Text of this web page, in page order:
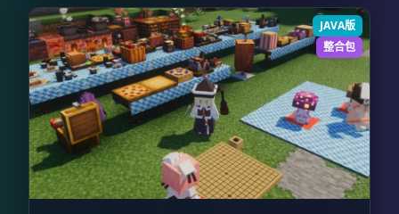
的堆砌，而是追求有机的融合。所有移植回归的经典名刀
与新增的冒险模组紧密交织，共同编织出一条全新的、充
满探索乐趣的锻刀晋升路线。生态进化:这里的生物不再
是任人宰割的靶子。我们全面重写了怪物的AI逻辑与防御
机制，它们将告别昔日的笨拙，并被赋予了对非拔刀剑伤
害高达60%的强力减免。此外，随机生成的词条系统将让
你的敌人更加棘手（或许你曾听闻过传说中“五星僵尸上
校”的威名？）。而那些经过全方位魔改升级的Boss，将
成为你剑道之路上真正的磨刀石。生活美学:战斗并非生
活的全部。除了热血沸腾的厮杀，本作还精心挑选了丰富
的建筑材料、精致家具以及琳琅满目的美食模组。当你因
JAVA版
整合包